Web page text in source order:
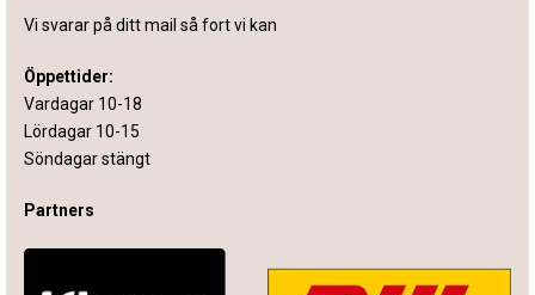
Vi svarar på ditt mail så fort vi kan
Öppettider:
Vardagar 10-18
Lördagar 10-15
Söndagar stängt
Partners